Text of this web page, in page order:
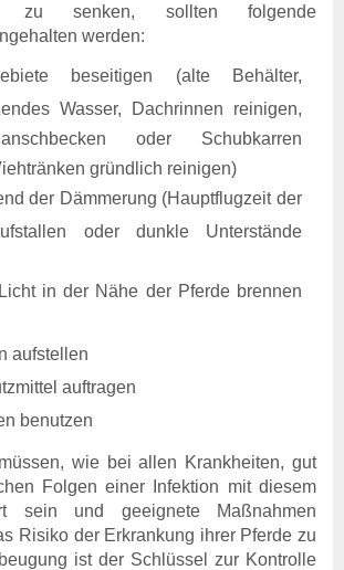
Tiergesundheitsdienst
Verwaltungsrat
Aktuelles Verwaltung
Rechtsgrundlagen
Beitragssatzung
Beihilfesatzung
Datenschutz
Barrierefreiheit
Online-Service
Veranstaltungen
zu senken, sollten folgende
werden:
beseitigen (alte Behälter,
Wasser, Dachrinnen reinigen,
oder Schubkarren
gründlich reinigen)
der Dämmerung (Hauptflugzeit der
oder dunkle Unterstände
in der Nähe der Pferde brennen
aufstellen
auftragen
benutzen
wie bei allen Krankheiten, gut
Folgen einer Infektion mit diesem
sein und geeignete Maßnahmen
Risiko der Erkrankung ihrer Pferde zu
ist der Schlüssel zur Kontrolle